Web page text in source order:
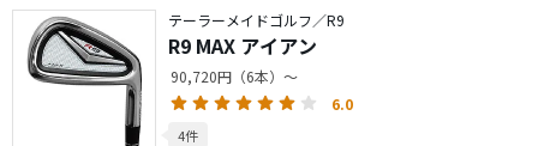
テーラーメイドゴルフ／R9
R9 MAX アイアン
90,720円（6本）～
6.0
4件